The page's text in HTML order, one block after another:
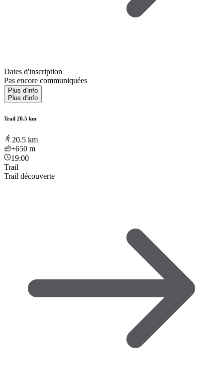
Dates d'inscription
Pas encore communiquées
Plus d'info
Plus d'info
Trail 20.5 km
20.5 km
+650 m
19:00
Trail
Trail découverte